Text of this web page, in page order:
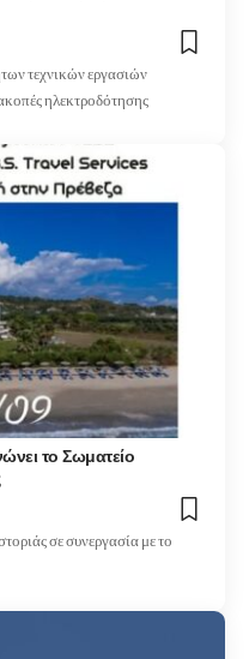
τεχνικών εργασιών
ηλεκτροδότησης
το Σωματείο
σε συνεργασία με το